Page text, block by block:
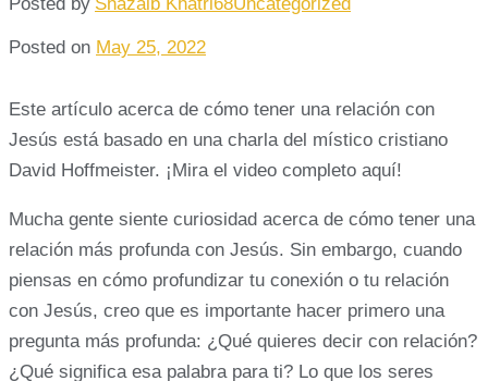
Posted on May 25, 2022
Este artículo acerca de cómo tener una relación con
Jesús está basado en una charla del místico cristiano
David Hoffmeister. ¡Mira el video completo aquí!
Mucha gente siente curiosidad acerca de cómo tener una
relación más profunda con Jesús. Sin embargo, cuando
piensas en cómo profundizar tu conexión o tu relación
con Jesús, creo que es importante hacer primero una
pregunta más profunda: ¿Qué quieres decir con relación?
¿Qué significa esa palabra para ti? Lo que los seres